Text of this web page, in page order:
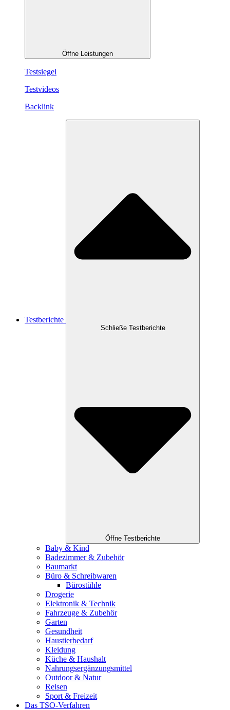
Öffne Leistungen
Testsiegel
Testvideos
Backlink
Testberichte
Schließe Testberichte
Öffne Testberichte
Baby & Kind
Badezimmer & Zubehör
Baumarkt
Büro & Schreibwaren
Bürostühle
Drogerie
Elektronik & Technik
Fahrzeuge & Zubehör
Garten
Gesundheit
Haustierbedarf
Kleidung
Küche & Haushalt
Nahrungsergänzungsmittel
Outdoor & Natur
Reisen
Sport & Freizeit
Das TSO-Verfahren